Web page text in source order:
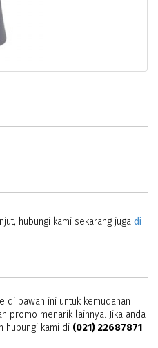
hubungi kami sekarang juga di
bawah ini untuk kemudahan
promo menarik lainnya. Jika anda
hubungi kami di (021) 22687871